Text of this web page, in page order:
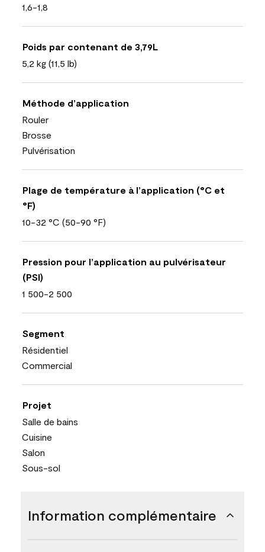
1,6-1,8
Poids par contenant de 3,79L
5,2 kg (11,5 lb)
Méthode d’application
Rouler
Brosse
Pulvérisation
Plage de température à l’application (°C et
°F)
10-32 °C (50-90 °F)
Pression pour l’application au pulvérisateur
(PSI)
1 500-2 500
Segment
Résidentiel
Commercial
Projet
Salle de bains
Cuisine
Salon
Sous-sol
Information complémentaire